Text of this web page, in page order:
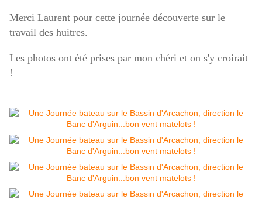
Merci Laurent pour cette journée découverte sur le
travail des huitres.
Les photos ont été prises par mon chéri et on s'y croirait
!